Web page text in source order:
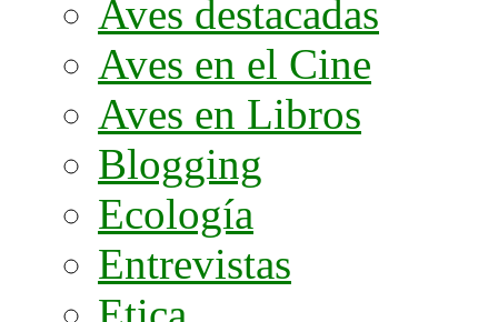
Aves destacadas
Aves en el Cine
Aves en Libros
Blogging
Ecología
Entrevistas